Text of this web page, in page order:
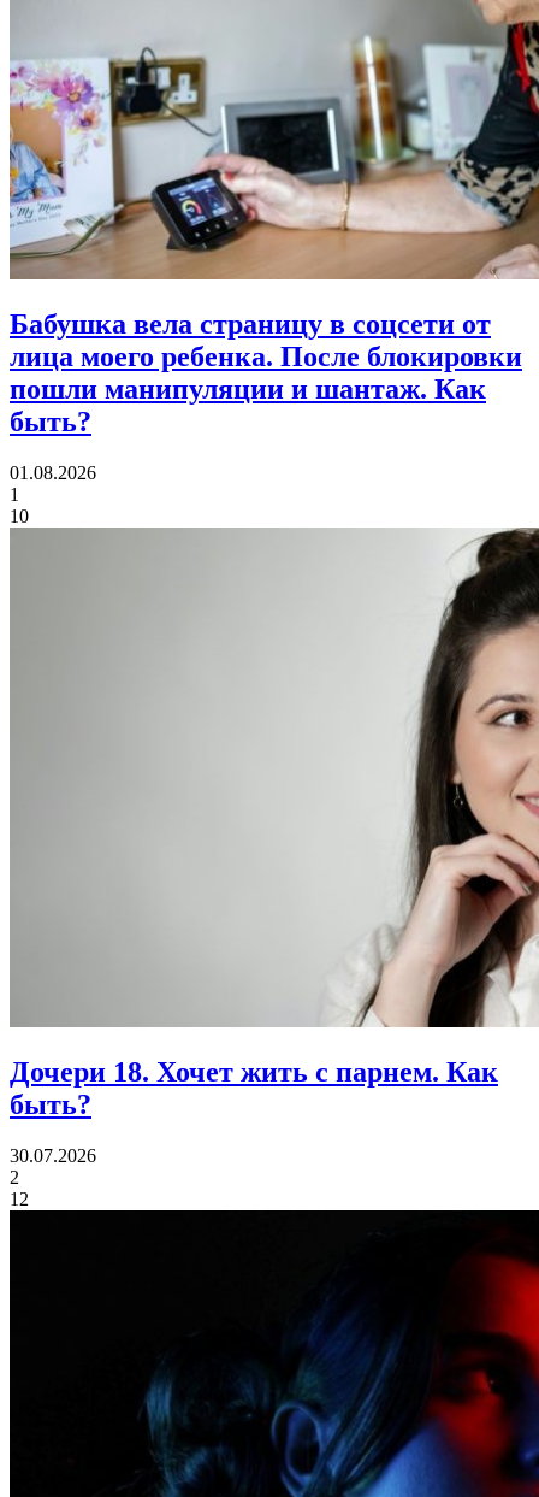
Бабушка вела страницу в соцсети от
лица моего ребенка. После блокировки
пошли манипуляции и шантаж. Как
быть?
01.08.2026
1
10
Дочери 18. Хочет жить с парнем. Как
быть?
30.07.2026
2
12